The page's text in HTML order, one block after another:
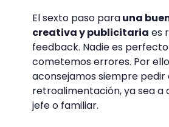
El sexto paso parauna
creativa y publicitaria es
feedback. Nadie es
cometemos errores. Por
aconsejamos siempre pedir
retroalimentación, ya sea a
jefe o familiar.